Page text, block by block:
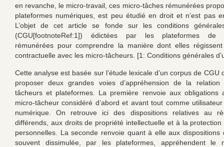
en revanche, le micro-travail, ces micro-tâches rémunérées
plateformes numériques, est peu étudié en droit et n’est pas
L’objet de cet article se fonde sur les conditions générales
(CGU[footnoteRef:1]) édictées par les plateformes de
rémunérées pour comprendre la manière dont elles
contractuelle avec les micro-tâcheurs. [1: Conditions générales
Cette analyse est basée sur l’étude lexicale d’un corpus de CGU
proposer deux grandes voies d’appréhension de la relation
tâcheurs et plateformes. La première renvoie aux obligations
micro-tâcheur considéré d’abord et avant tout comme utilisateur
numérique. On retrouve ici des dispositions relatives au
différends, aux droits de propriété intellectuelle et à la protection
personnelles. La seconde renvoie quant à elle aux dispositions
souvent dissimulée, par les plateformes, appréhendent le